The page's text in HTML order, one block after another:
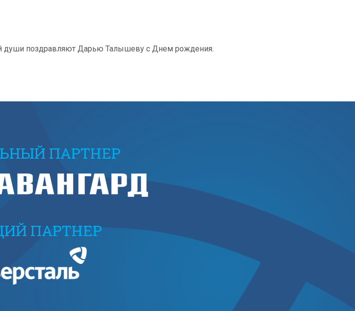
души поздравляют Дарью Талышеву с Днем рождения.
ПАРТНЕР
ПАРТНЕР